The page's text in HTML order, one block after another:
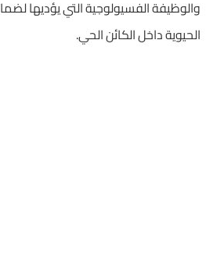
والوظيفة الفسيولوجية التي يؤديها
الحيوية داخل الكائن الحي.